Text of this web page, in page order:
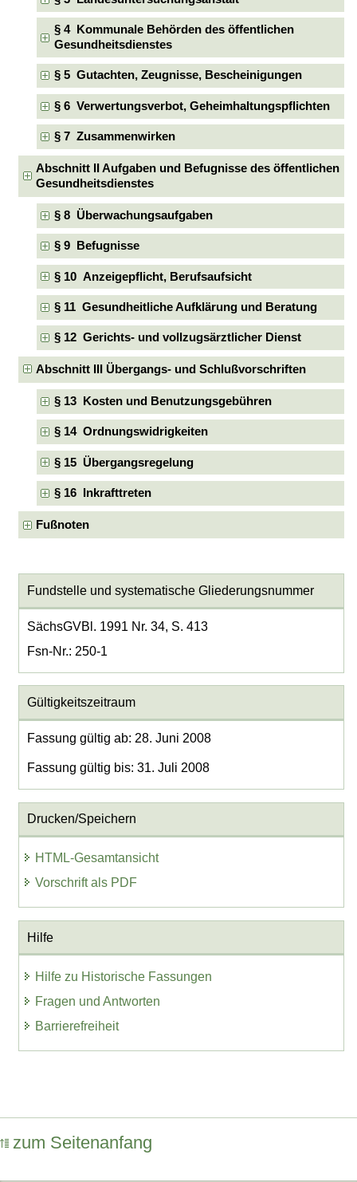
§ 4 Kommunale Behörden des öffentlichen
Gesundheitsdienstes
§ 5 Gutachten, Zeugnisse, Bescheinigungen
§ 6 Verwertungsverbot, Geheimhaltungspflichten
§ 7 Zusammenwirken
Abschnitt II Aufgaben und Befugnisse des öffentlichen
Gesundheitsdienstes
§ 8 Überwachungsaufgaben
§ 9 Befugnisse
§ 10 Anzeigepflicht, Berufsaufsicht
§ 11 Gesundheitliche Aufklärung und Beratung
§ 12 Gerichts- und vollzugsärztlicher Dienst
Abschnitt III Übergangs- und Schlußvorschriften
§ 13 Kosten und Benutzungsgebühren
§ 14 Ordnungswidrigkeiten
§ 15 Übergangsregelung
§ 16 Inkrafttreten
Fußnoten
Fundstelle und systematische Gliederungsnummer
SächsGVBl. 1991 Nr. 34, S. 413
Fsn-Nr.: 250-1
Gültigkeitszeitraum
Fassung gültig ab: 28. Juni 2008
Fassung gültig bis: 31. Juli 2008
Drucken/Speichern
HTML-Gesamtansicht
Vorschrift als PDF
Hilfe
Hilfe zu Historische Fassungen
Fragen und Antworten
Barrierefreiheit
zum Seitenanfang